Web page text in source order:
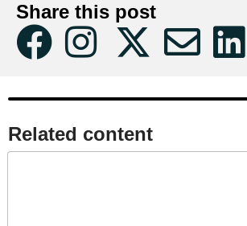
Share this post
Related content​